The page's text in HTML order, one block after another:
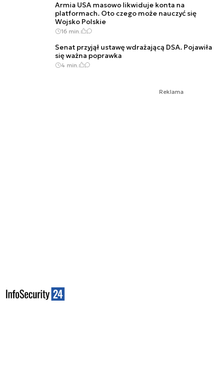
Armia USA masowo likwiduje konta na
platformach. Oto czego może nauczyć się
Wojsko Polskie
16 min.
Senat przyjął ustawę wdrażającą DSA. Pojawiła
się ważna poprawka
4 min.
Reklama